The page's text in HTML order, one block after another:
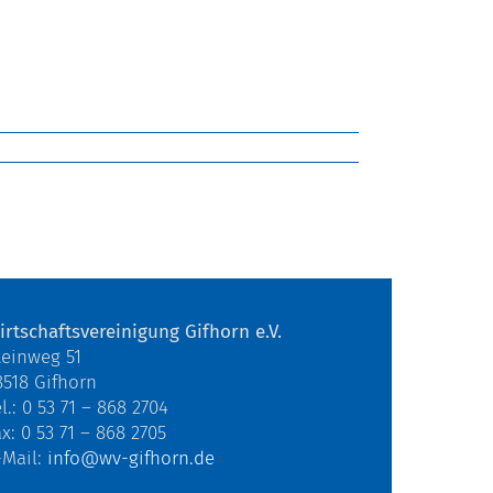
Gifhorn e.V.
51
Gifhorn
0 53 71 – 868 2704
0 53 71 – 868 2705
info@wv-gifhorn.de